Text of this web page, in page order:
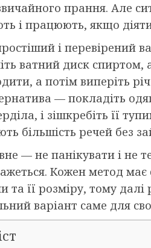
прання. Але
і працюють, якщо
і перевірений
ватний диск спиртом,
а потім виперіть
— покладіть
і зішкребіть її
більшість речей без
— не панікувати і не
Кожен метод має
та її розміру, тому
варіант саме для